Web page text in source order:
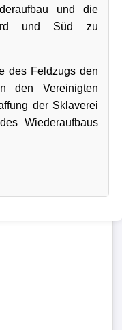
und die
und Süd zu
des Feldzugs den
den Vereinigten
der Sklaverei
Wiederaufbaus